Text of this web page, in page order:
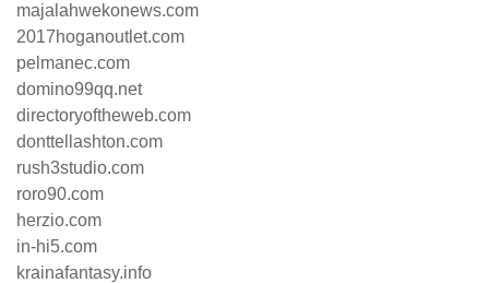
majalahwekonews.com
2017hoganoutlet.com
pelmanec.com
domino99qq.net
directoryoftheweb.com
donttellashton.com
rush3studio.com
roro90.com
herzio.com
in-hi5.com
krainafantasy.info